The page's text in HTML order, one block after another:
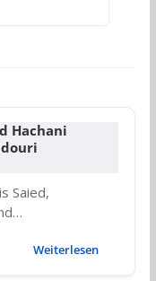
Hachani
Saied,
Weiterlesen